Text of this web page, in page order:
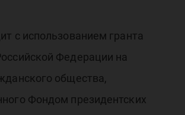
с использованием гранта
Федерации на
общества,
Фондом президентских